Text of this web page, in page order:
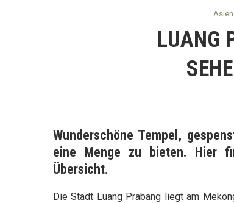
Asien
LUANG
Wunderschöne Tempel,
eine Menge zu bieten. Hier
Übersicht.
Die Stadt Luang Prabang liegt am